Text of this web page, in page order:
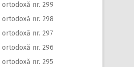
ortodoxă nr. 299
ortodoxă nr. 298
ortodoxă nr. 297
ortodoxă nr. 296
ortodoxă nr. 295